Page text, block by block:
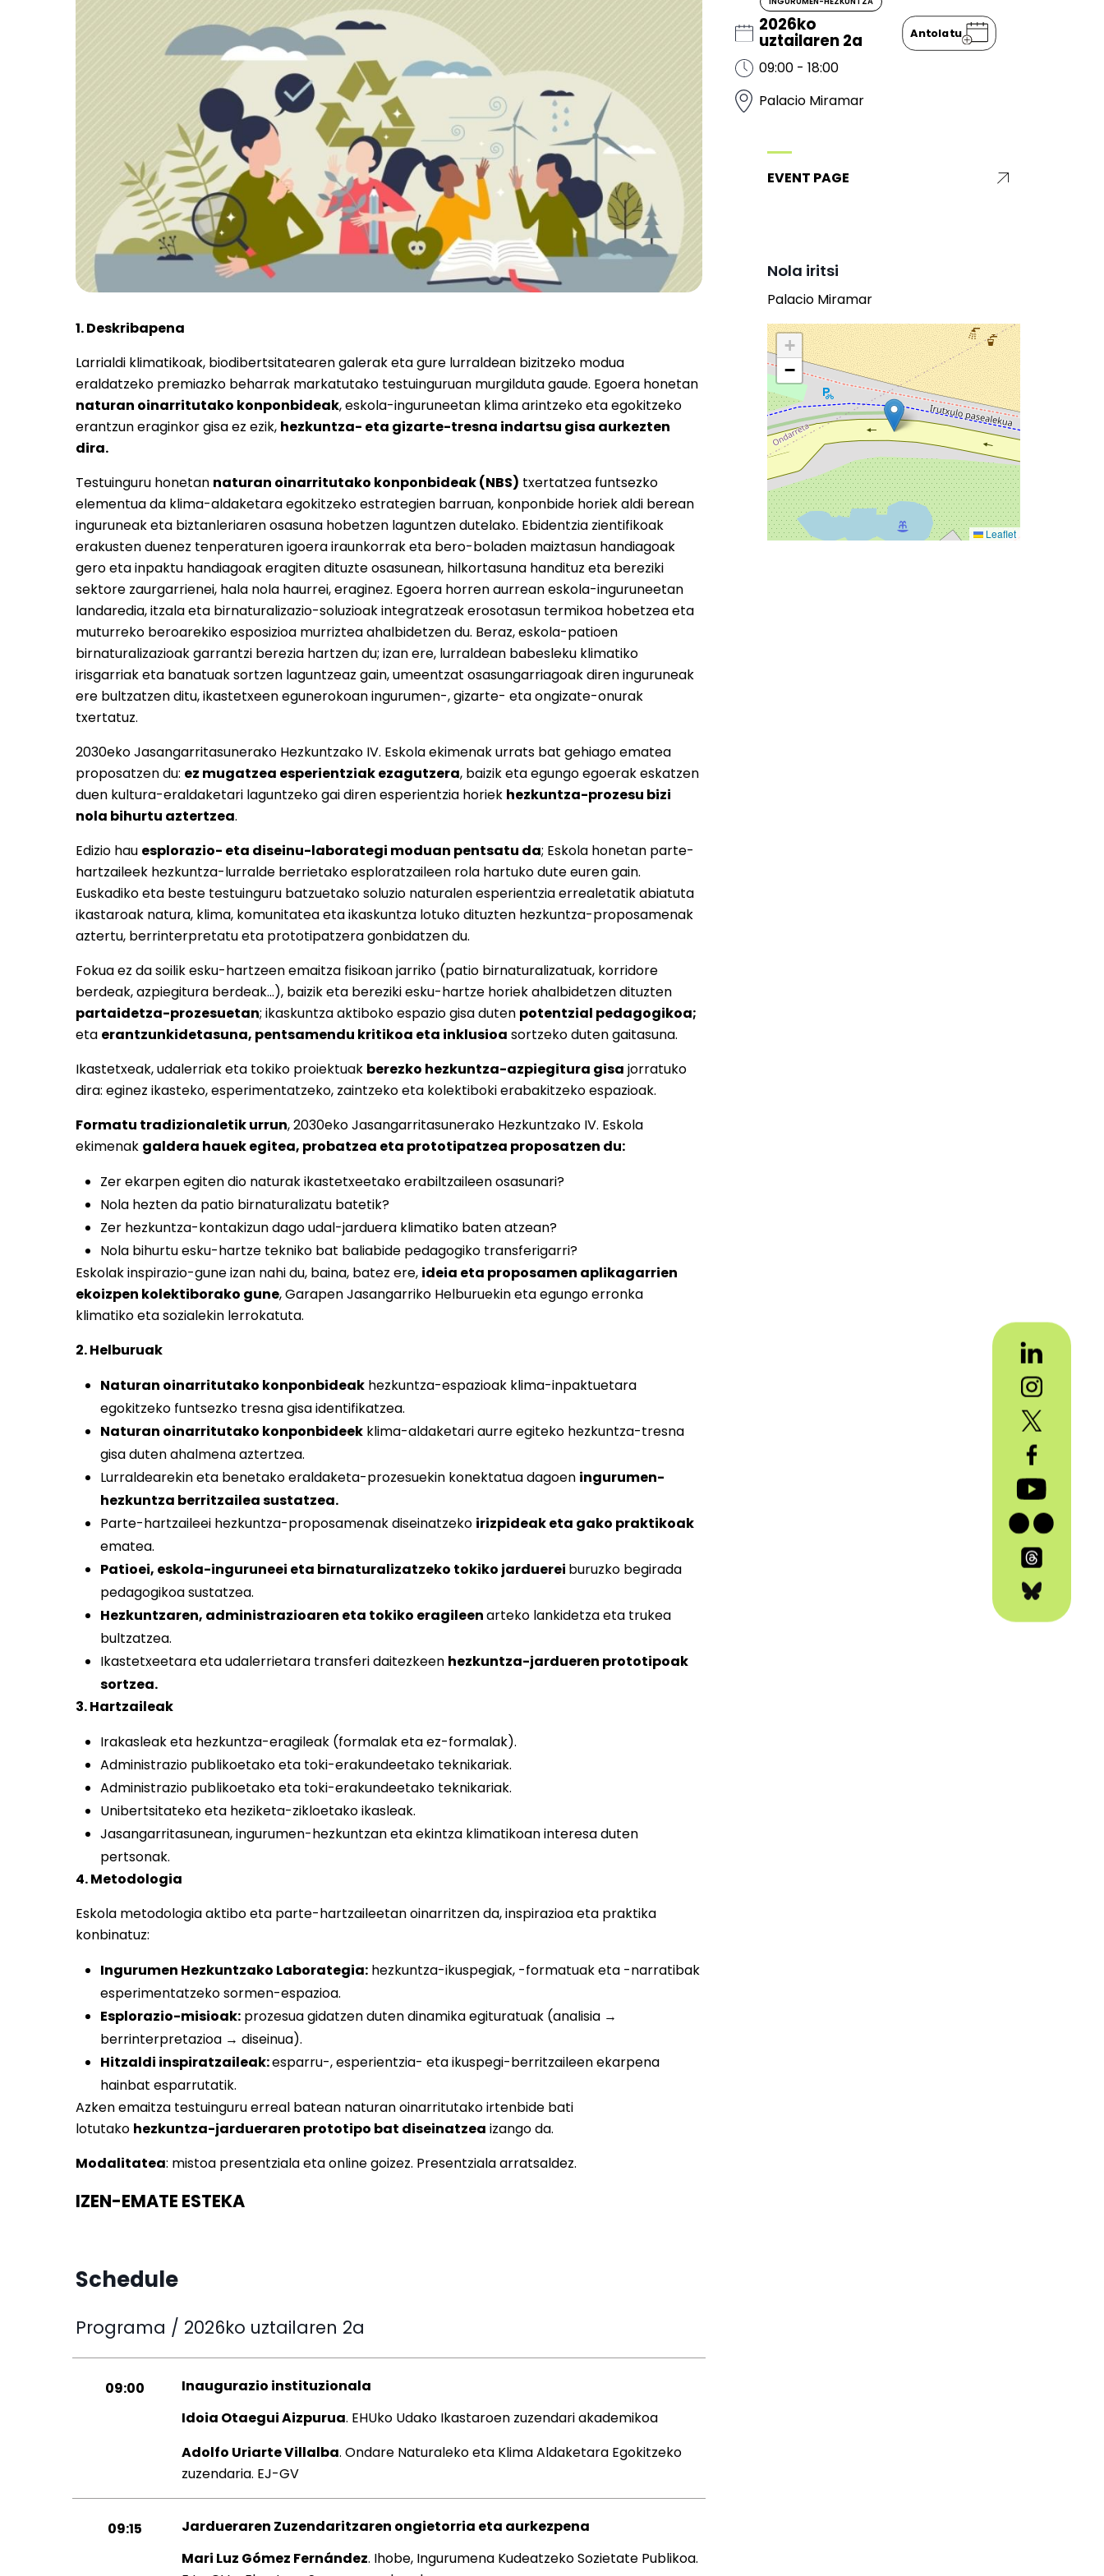
1. Deskribapena
Larrialdi klimatikoak, biodibertsitatearen galerak eta gure lurraldean bizitzeko modua
eraldatzeko premiazko beharrak markatutako testuinguruan murgilduta gaude. Egoera honetan
naturan oinarritutako konponbideak, eskola-inguruneetan klima arintzeko eta egokitzeko
erantzun eraginkor gisa ez ezik, hezkuntza- eta gizarte-tresna indartsu gisa aurkezten
dira.
Testuinguru honetan naturan oinarritutako konponbideak (NBS) txertatzea funtsezko
elementua da klima-aldaketara egokitzeko estrategien barruan, konponbide horiek aldi berean
inguruneak eta biztanleriaren osasuna hobetzen laguntzen dutelako. Ebidentzia zientifikoak
erakusten duenez tenperaturen igoera iraunkorrak eta bero-boladen maiztasun handiagoak
gero eta inpaktu handiagoak eragiten dituzte osasunean, hilkortasuna handituz eta bereziki
sektore zaurgarrienei, hala nola haurrei, eraginez. Egoera horren aurrean eskola-inguruneetan
landaredia, itzala eta birnaturalizazio-soluzioak integratzeak erosotasun termikoa hobetzea eta
muturreko beroarekiko esposizioa murriztea ahalbidetzen du. Beraz, eskola-patioen
birnaturalizazioak garrantzi berezia hartzen du; izan ere, lurraldean babesleku klimatiko
irisgarriak eta banatuak sortzen laguntzeaz gain, umeentzat osasungarriagoak diren inguruneak
ere bultzatzen ditu, ikastetxeen egunerokoan ingurumen-, gizarte- eta ongizate-onurak
txertatuz.
2030eko Jasangarritasunerako Hezkuntzako IV. Eskola ekimenak urrats bat gehiago ematea
proposatzen du: ez mugatzea esperientziak ezagutzera, baizik eta egungo egoerak eskatzen
duen kultura-eraldaketari laguntzeko gai diren esperientzia horiek hezkuntza-prozesu bizi
nola bihurtu aztertzea.
Edizio hau esplorazio- eta diseinu-laborategi moduan pentsatu da; Eskola honetan parte-
hartzaileek hezkuntza-lurralde berrietako esploratzaileen rola hartuko dute euren gain.
Euskadiko eta beste testuinguru batzuetako soluzio naturalen esperientzia errealetatik abiatuta
ikastaroak natura, klima, komunitatea eta ikaskuntza lotuko dituzten hezkuntza-proposamenak
aztertu, berrinterpretatu eta prototipatzera gonbidatzen du.
Fokua ez da soilik esku-hartzeen emaitza fisikoan jarriko (patio birnaturalizatuak, korridore
berdeak, azpiegitura berdeak...), baizik eta bereziki esku-hartze horiek ahalbidetzen dituzten
partaidetza-prozesuetan; ikaskuntza aktiboko espazio gisa duten potentzial pedagogikoa;
eta erantzunkidetasuna, pentsamendu kritikoa eta inklusioa sortzeko duten gaitasuna.
Ikastetxeak, udalerriak eta tokiko proiektuak berezko hezkuntza-azpiegitura gisa jorratuko
dira: eginez ikasteko, esperimentatzeko, zaintzeko eta kolektiboki erabakitzeko espazioak.
Formatu tradizionaletik urrun, 2030eko Jasangarritasunerako Hezkuntzako IV. Eskola
ekimenak galdera hauek egitea, probatzea eta prototipatzea proposatzen du:
Zer ekarpen egiten dio naturak ikastetxeetako erabiltzaileen osasunari?
Nola hezten da patio birnaturalizatu batetik?
Zer hezkuntza-kontakizun dago udal-jarduera klimatiko baten atzean?
Nola bihurtu esku-hartze tekniko bat baliabide pedagogiko transferigarri?
Eskolak inspirazio-gune izan nahi du, baina, batez ere, ideia eta proposamen aplikagarrien
ekoizpen kolektiborako gune, Garapen Jasangarriko Helburuekin eta egungo erronka
klimatiko eta sozialekin lerrokatuta.
2. Helburuak
Naturan oinarritutako konponbideak hezkuntza-espazioak klima-inpaktuetara
egokitzeko funtsezko tresna gisa identifikatzea.
Naturan oinarritutako konponbideek klima-aldaketari aurre egiteko hezkuntza-tresna
gisa duten ahalmena aztertzea.
Lurraldearekin eta benetako eraldaketa-prozesuekin konektatua dagoen ingurumen-
hezkuntza berritzailea sustatzea.
Parte-hartzaileei hezkuntza-proposamenak diseinatzeko irizpideak eta gako praktikoak
ematea.
Patioei, eskola-inguruneei eta birnaturalizatzeko tokiko jarduerei buruzko begirada
pedagogikoa sustatzea.
Hezkuntzaren, administrazioaren eta tokiko eragileenarteko lankidetza eta trukea
bultzatzea.
Ikastetxeetara eta udalerrietara transferi daitezkeen hezkuntza-jardueren prototipoak
sortzea.
3. Hartzaileak
Irakasleak eta hezkuntza-eragileak (formalak eta ez-formalak).
Administrazio publikoetako eta toki-erakundeetako teknikariak.
Administrazio publikoetako eta toki-erakundeetako teknikariak.
Unibertsitateko eta heziketa-zikloetako ikasleak.
Jasangarritasunean, ingurumen-hezkuntzan eta ekintza klimatikoan interesa duten
pertsonak.
4. Metodologia
Eskola metodologia aktibo eta parte-hartzaileetan oinarritzen da, inspirazioa eta praktika
konbinatuz:
Ingurumen Hezkuntzako Laborategia: hezkuntza-ikuspegiak, -formatuak eta -narratibak
esperimentatzeko sormen-espazioa.
Esplorazio-misioak: prozesua gidatzen duten dinamika egituratuak (analisia →
berrinterpretazioa → diseinua).
Hitzaldi inspiratzaileak:esparru-, esperientzia- eta ikuspegi-berritzaileen ekarpena
hainbat esparrutatik.
Azken emaitza testuinguru erreal batean naturan oinarritutako irtenbide bati
lotutako hezkuntza-jardueraren prototipo bat diseinatzea izango da.
Modalitatea: mistoa presentziala eta online goizez. Presentziala arratsaldez.
IZEN-EMATE ESTEKA
Schedule
Programa / 2026ko uztailaren 2a
09:00
Inaugurazio instituzionala
Idoia Otaegui Aizpurua. EHUko Udako Ikastaroen zuzendari akademikoa
Adolfo Uriarte Villalba. Ondare Naturaleko eta Klima Aldaketara Egokitzeko
zuzendaria. EJ-GV
09:15
Jardueraren Zuzendaritzaren ongietorria eta aurkezpena
Mari Luz Gómez Fernández. Ihobe, Ingurumena Kudeatzeko Sozietate Publikoa.
2026ko
uztailaren 2a
Antolatu
09:00 - 18:00
Palacio Miramar
EVENT PAGE
Nola iritsi
Palacio Miramar
+
−
Leaflet